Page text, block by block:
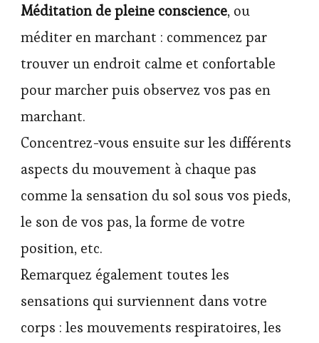
Méditation de pleine conscience, ou
méditer en marchant : commencez par
trouver un endroit calme et confortable
pour marcher puis observez vos pas en
marchant.
Concentrez-vous ensuite sur les différents
aspects du mouvement à chaque pas
comme la sensation du sol sous vos pieds,
le son de vos pas, la forme de votre
position, etc.
Remarquez également toutes les
sensations qui surviennent dans votre
corps : les mouvements respiratoires, les